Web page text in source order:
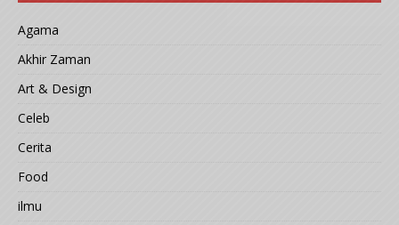
Agama
Akhir Zaman
Art & Design
Celeb
Cerita
Food
ilmu